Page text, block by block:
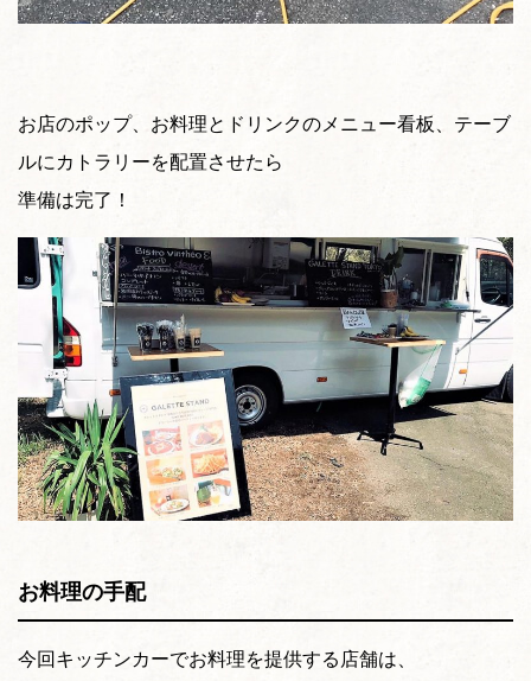
お店のポップ、お料理とドリンクのメニュー看板、テーブ
ルにカトラリーを配置させたら
準備は完了！
お料理の手配
今回キッチンカーでお料理を提供する店舗は、